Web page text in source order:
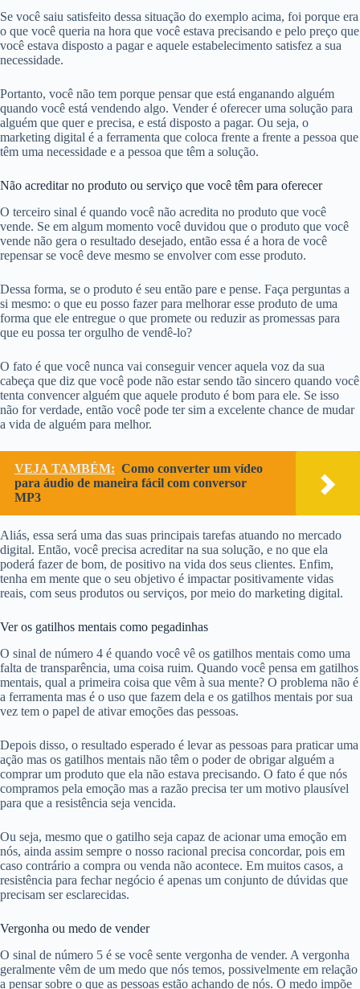
Se você saiu satisfeito dessa situação do exemplo acima, foi porque era
o que você queria na hora que você estava precisando e pelo preço que
você estava disposto a pagar e aquele estabelecimento satisfez a sua
necessidade.
Portanto, você não tem porque pensar que está enganando alguém
quando você está vendendo algo. Vender é oferecer uma solução para
alguém que quer e precisa, e está disposto a pagar. Ou seja, o
marketing digital é a ferramenta que coloca frente a frente a pessoa que
têm uma necessidade e a pessoa que têm a solução.
Não acreditar no produto ou serviço que você têm para oferecer
O terceiro sinal é quando você não acredita no produto que você
vende. Se em algum momento você duvidou que o produto que você
vende não gera o resultado desejado, então essa é a hora de você
repensar se você deve mesmo se envolver com esse produto.
Dessa forma, se o produto é seu então pare e pense. Faça perguntas a
si mesmo: o que eu posso fazer para melhorar esse produto de uma
forma que ele entregue o que promete ou reduzir as promessas para
que eu possa ter orgulho de vendê-lo?
O fato é que você nunca vai conseguir vencer aquela voz da sua
cabeça que diz que você pode não estar sendo tão sincero quando você
tenta convencer alguém que aquele produto é bom para ele. Se isso
não for verdade, então você pode ter sim a excelente chance de mudar
a vida de alguém para melhor.
VEJA TAMBÉM: Como converter um vídeo
para áudio de maneira fácil com conversor
MP3
Aliás, essa será uma das suas principais tarefas atuando no mercado
digital. Então, você precisa acreditar na sua solução, e no que ela
poderá fazer de bom, de positivo na vida dos seus clientes. Enfim,
tenha em mente que o seu objetivo é impactar positivamente vidas
reais, com seus produtos ou serviços, por meio do marketing digital.
Ver os gatilhos mentais como pegadinhas
O sinal de número 4 é quando você vê os gatilhos mentais como uma
falta de transparência, uma coisa ruim. Quando você pensa em gatilhos
mentais, qual a primeira coisa que vêm à sua mente? O problema não é
a ferramenta mas é o uso que fazem dela e os gatilhos mentais por sua
vez tem o papel de ativar emoções das pessoas.
Depois disso, o resultado esperado é levar as pessoas para praticar uma
ação mas os gatilhos mentais não têm o poder de obrigar alguém a
comprar um produto que ela não estava precisando. O fato é que nós
compramos pela emoção mas a razão precisa ter um motivo plausível
para que a resistência seja vencida.
Ou seja, mesmo que o gatilho seja capaz de acionar uma emoção em
nós, ainda assim sempre o nosso racional precisa concordar, pois em
caso contrário a compra ou venda não acontece. Em muitos casos, a
resistência para fechar negócio é apenas um conjunto de dúvidas que
precisam ser esclarecidas.
Vergonha ou medo de vender
O sinal de número 5 é se você sente vergonha de vender. A vergonha
geralmente vêm de um medo que nós temos, possivelmente em relação
a pensar sobre o que as pessoas estão achando de nós. O medo impõe